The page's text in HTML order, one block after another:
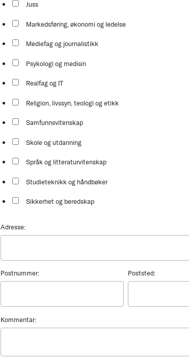
Juss
Markedsføring, økonomi og ledelse
Mediefag og journalistikk
Psykologi og medisin
Realfag og IT
Religion, livssyn, teologi og etikk
Samfunnsvitenskap
Skole og utdanning
Språk og litteraturvitenskap
Studieteknikk og håndbøker
Sikkerhet og beredskap
Adresse:
Postnummer: Poststed:
Kommentar: